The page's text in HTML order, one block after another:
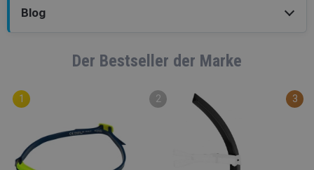
Blog
Der Bestseller der Marke